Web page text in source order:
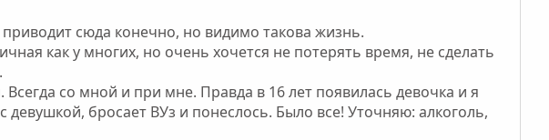
сюда конечно, но видимо такова жизнь.
как у многих, но очень хочется не потерять время, не сделать
со мной и при мне. Правда в 16 лет появилась девочка и я
девушкой, бросает ВУз и понеслось. Было все! Уточняю: алкоголь,